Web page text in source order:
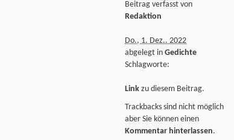
Beitrag verfasst von
Redaktion
Do., 1. Dez.. 2022
abgelegt in Gedichte
Schlagworte:
Link zu diesem Beitrag.
Trackbacks sind nicht möglich
aber Sie können einen
Kommentar hinterlassen.